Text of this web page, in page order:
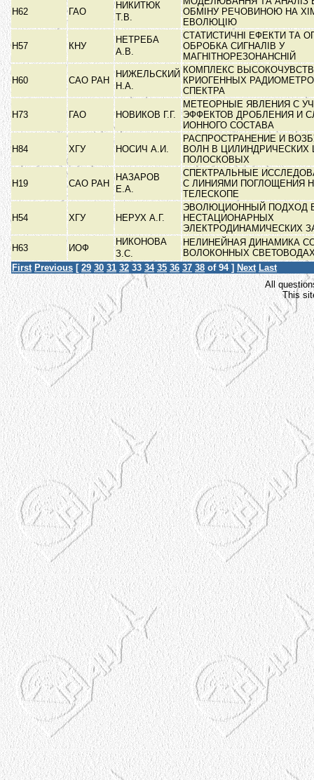
Н62 ГАО
НИКИТЮК
Т.В.
ОБМІНУ РЕЧОВИНОЮ НА
ЕВОЛЮЦІЮ
Н57 КНУ
НЕТРЕБА
А.В.
СТАТИСТИЧНІ ЕФЕКТИ ТА
ОБРОБКА СИГНАЛІВ У
МАГНІТНОРЕЗОНАНСНІЙ
Н60 САО РАН
НИЖЕЛЬСКИЙ
Н.А.
КОМПЛЕКС
КРИОГЕННЫХ
СПЕКТРА
Н73 ГАО НОВИКОВ Г.Г.
МЕТЕОРНЫЕ ЯВЛЕНИЯ С
ЭФФЕКТОВ ДРОБЛЕНИЯ И
ИОННОГО СОСТАВА
Н84 ХГУ НОСИЧ А.И.
РАСПРОСТРАНЕНИЕ И
ВОЛН В
ПОЛОСКОВЫХ
Н19 САО РАН
НАЗАРОВ
Е.А.
СПЕКТРАЛЬНЫЕ
С ЛИНИЯМИ ПОГЛОЩЕНИЯ
ТЕЛЕСКОПЕ
Н54 ХГУ НЕРУХ А.Г.
ЭВОЛЮЦИОННЫЙ ПОДХОД
НЕСТАЦИОНАРНЫХ
ЭЛЕКТРОДИНАМИЧЕСКИХ
Н63
ИОФ
НИКОНОВА
З.С.
НЕЛИНЕЙНАЯ ДИНАМИКА
ВОЛОКОННЫХ
First Previous [ 29 30 31 32 33 34 35 36 37 38 of 94 ] Next Last
All
This